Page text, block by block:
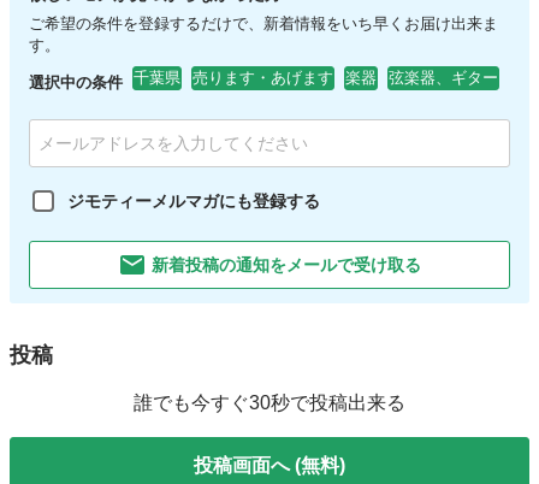
ご希望の条件を登録するだけで、新着情報をいち早くお届け出来ま
す。
選択中の条件 千葉県 売ります・あげます 楽器 弦楽器、ギター
ジモティーメルマガにも登録する
新着投稿の通知をメールで受け取る
投稿
誰でも今すぐ30秒で投稿出来る
投稿画面へ (無料)